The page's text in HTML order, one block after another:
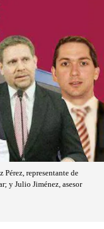
representante de
y Julio Jiménez, asesor